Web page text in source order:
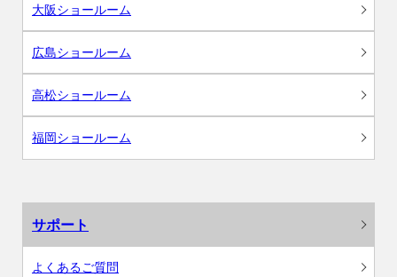
大阪ショールーム
広島ショールーム
高松ショールーム
福岡ショールーム
サポート
よくあるご質問